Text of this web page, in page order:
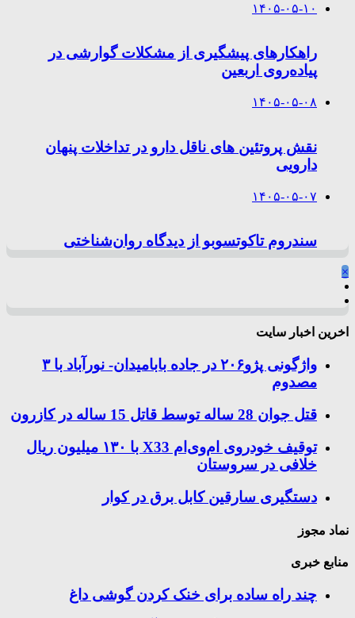
۱۴۰۵-۰۵-۱۰
راهکارهای پیشگیری از مشکلات گوارشی در
پیاده‌روی اربعین
۱۴۰۵-۰۵-۰۸
نقش پروتئین های ناقل دارو در تداخلات پنهان
دارویی
۱۴۰۵-۰۵-۰۷
سندروم تاکوتسوبو از دیدگاه روان‌شناختی
×
اخرین اخبار سایت
واژگونی پژو۲۰۶ در جاده بابامیدان- نورآباد با ۳
مصدوم
قتل جوان 28 ساله توسط قاتل 15 ساله در کازرون
توقیف خودروی ام‌وی‌ام X33 با ۱۳۰ میلیون ریال
خلافی در سروستان
دستگیری سارقین کابل برق در کوار
نماد مجوز
منابع خبری
چند راه‌ ساده برای خنک کردن گوشی داغ